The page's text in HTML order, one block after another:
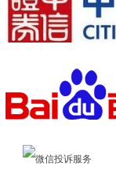
微信投诉服务